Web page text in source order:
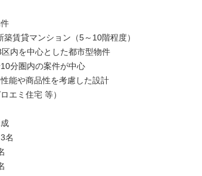
築賃貸マンション（5～10階程度）
区内を中心とした都市型物件
10分圏内の案件が中心
性能や商品性を考慮した設計
エミ住宅 等）
名